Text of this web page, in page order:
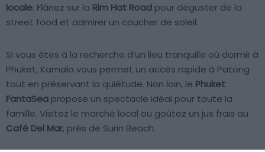
locale. Flânez sur la Rim Hat Road pour déguster de la
street food et admirer un coucher de soleil.
Si vous êtes à la recherche d’un lieu tranquille où dormir à
Phuket, Kamala vous permet un accès rapide à Patong
tout en préservant la quiétude. Non loin, le Phuket
FantaSea propose un spectacle idéal pour toute la
famille. Visitez le marché local ou goûtez un jus frais au
Café Del Mar, près de Surin Beach.